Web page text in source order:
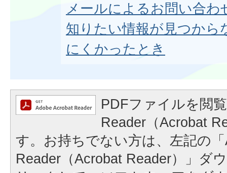
メールによるお問い合わ
知りたい情報が見つから
にくかったとき
PDFファイルを閲
Reader（Acrobat
す。お持ちでない方は、左記の
Reader（Acrobat Reader）」ダ